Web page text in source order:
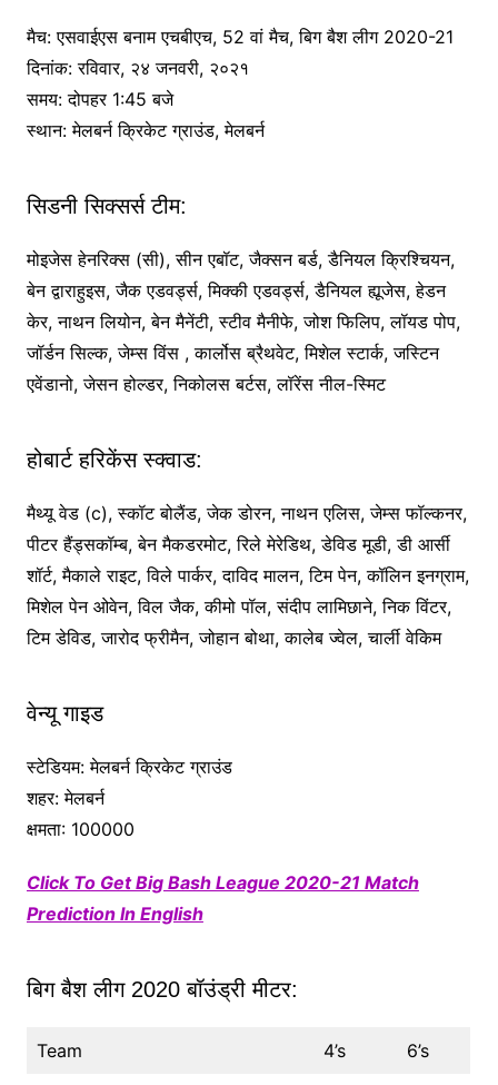
मैच: एसवाईएस बनाम एचबीएच, 52 वां मैच, बिग बैश लीग 2020-21
दिनांक: रविवार, २४ जनवरी, २०२१
समय: दोपहर 1:45 बजे
स्थान: मेलबर्न क्रिकेट ग्राउंड, मेलबर्न
सिडनी सिक्सर्स टीम:
मोइजेस हेनरिक्स (सी), सीन एबॉट, जैक्सन बर्ड, डैनियल क्रिश्चियन,
बेन द्वाराहुइस, जैक एडवर्ड्स, मिक्की एडवर्ड्स, डैनियल ह्यूजेस, हेडन
केर, नाथन लियोन, बेन मैनेंटी, स्टीव मैनीफे, जोश फिलिप, लॉयड पोप,
जॉर्डन सिल्क, जेम्स विंस , कार्लोस ब्रैथवेट, मिशेल स्टार्क, जस्टिन
एवेंडानो, जेसन होल्डर, निकोलस बर्टस, लॉरेंस नील-स्मिट
होबार्ट हरिकेंस स्क्वाड:
मैथ्यू वेड (c), स्कॉट बोलैंड, जेक डोरन, नाथन एलिस, जेम्स फॉल्कनर,
पीटर हैंड्सकॉम्ब, बेन मैकडरमोट, रिले मेरेडिथ, डेविड मूडी, डी आर्सी
शॉर्ट, मैकाले राइट, विले पार्कर, दाविद मालन, टिम पेन, कॉलिन इनग्राम,
मिशेल पेन ओवेन, विल जैक, कीमो पॉल, संदीप लामिछाने, निक विंटर,
टिम डेविड, जारोद फ्रीमैन, जोहान बोथा, कालेब ज्वेल, चार्ली वेकिम
वेन्यू गाइड
स्टेडियम: मेलबर्न क्रिकेट ग्राउंड
शहर: मेलबर्न
क्षमता: 100000
Click To Get Big Bash League 2020-21 Match
Prediction In English
बिग बैश लीग 2020 बॉउंड्री मीटर:
Team 4’s 6’s